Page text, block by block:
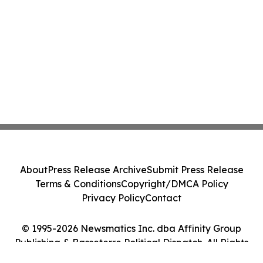
© 1995-2026 Newsmatics Inc. dba Affinity Group
Publishing & Basseterre Political Dispatch. All Rights
AboutPress Release ArchiveSubmit Press Release
Terms & ConditionsCopyright/DMCA Policy
Privacy PolicyContact